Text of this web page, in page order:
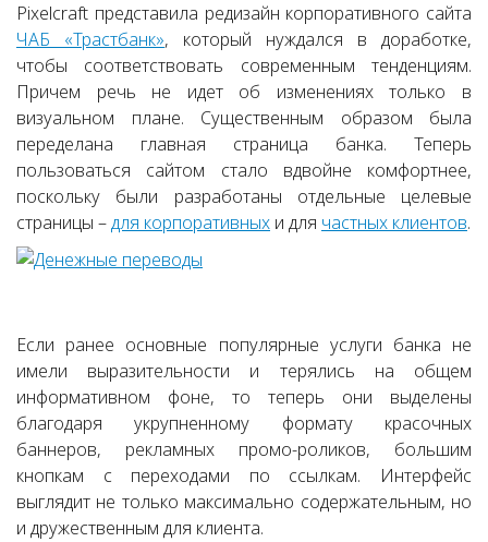
Pixelcraft представила редизайн корпоративного сайта
ЧАБ «Трастбанк», который нуждался в доработке,
чтобы соответствовать современным тенденциям.
Причем речь не идет об изменениях только в
визуальном плане. Существенным образом была
переделана главная страница банка. Теперь
пользоваться сайтом стало вдвойне комфортнее,
поскольку были разработаны отдельные целевые
страницы –для корпоративных и для частных клиентов.
Если ранее основные популярные услуги банка не
имели выразительности и терялись на общем
информативном фоне, то теперь они выделены
благодаря укрупненному формату красочных
баннеров, рекламных промо-роликов, большим
кнопкам с переходами по ссылкам. Интерфейс
выглядит не только максимально содержательным, но
и дружественным для клиента.